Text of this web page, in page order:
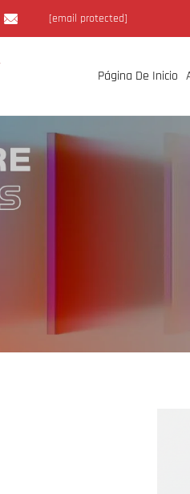
[email protected]
Página De Inicio